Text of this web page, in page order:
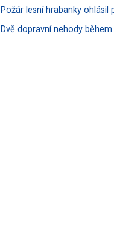
Požár lesní hrabanky ohlásil
Dvě dopravní nehody